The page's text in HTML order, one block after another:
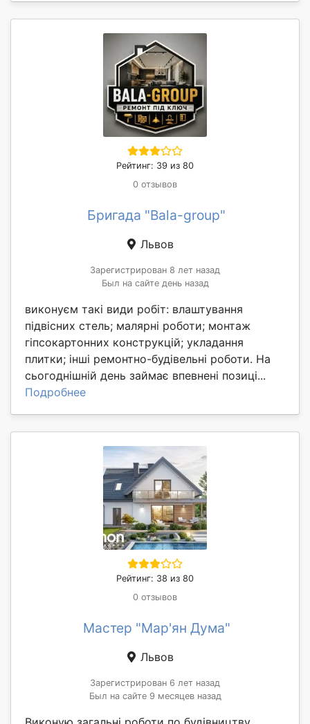
Рейтинг: 39 из 80
0 отзывов
Бригада "Bala-group"
Львов
Зарегистрирован 8 лет назад
Был на сайте день назад
виконуєм такі види робіт: влаштування
підвісних стель; малярні роботи; монтаж
гіпсокартонних конструкцій; укладання
плитки; інші ремонтно-будівельні роботи. На
сьогоднішній день займає впевнені позиці...
Подробнее
Рейтинг: 38 из 80
0 отзывов
Мастер "Мар'ян Дума"
Львов
Зарегистрирован 6 лет назад
Был на сайте 9 месяцев назад